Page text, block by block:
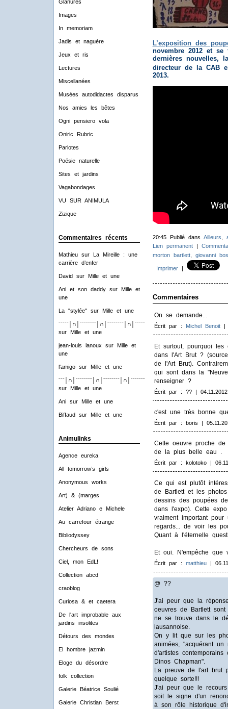
Glanures
Images
In memoriam
Jadis et naguère
Jeux et ris
Lectures
Miscellanées
Musées autodidactes disparus
Nos amies les bêtes
Ogni pensiero vola
Oniric Rubric
Parlotes
Poésie naturelle
Sites et jardins
Vagabondages
VU SUR ANIMULA
Zizique
Commentaires récents
Mathieusur
La Mireille : une
carrière d’enfer
David sur Mille et une
Ani et son daddysur
Mille et
une
La "stylée"sur Mille et une
ˉˉˉˉˉ│∩│ˉˉˉˉˉˉˉˉ│∩│ˉˉˉˉˉˉˉˉ│∩│ˉˉˉˉˉˉˉˉ│∩│ˉˉˉˉ
sur
Mille et une
jean-louis lanoux sur
Mille et
une
l'amigosur Mille et une
ˉˉˉ│∩│ˉˉˉˉˉˉˉˉ│∩│ˉˉˉˉˉˉˉˉ│∩│ˉˉˉˉˉˉˉˉ│∩│ˉˉˉ
sur
Mille et une
Anisur Mille et une
Biffaud sur Mille et une
Animulinks
Agence eureka
All tomorrow’s girls
Anonymous works
Art) & (marges
Atelier Adriano e Michele
Au carrefour étrange
Bibliodyssey
Chercheurs de sons
Ciel, mon EdL!
Collection abcd
craoblog
Curiosa & et caetera
De l'art improbable aux
jardins insolites
Détours des mondes
El hombre jazmin
Eloge du désordre
folk collection
Galerie Béatrice Soulié
Galerie Christian Berst
L’exposition des
novembre 2012 et
dernières nouvelles,
directeur de la CAB
2013.
20:45 Publié dans Ailleurs
Lien permanent|
morton bartlett, giovanni
Imprimer|
Commentaires
On se demande...
Écrit par : Michel Benoit|
Et surtout, pourquoi
dans l'Art Brut ?
de l'Art Brut).
qui sont dans la
renseigner ?
Écrit par : ?? | 04.11.2012
c'est une très bonne
Écrit par : boris |
Cette oeuvre proche
de la plus belle eau .
Écrit par : kolotoko |
Ce qui est plutôt
de Bartlett et les
dessins des poupées
dans l'expo). Cette
vraiment important
regards... de voir les
Quant à l'éternelle
Et oui. N'empêche que
Écrit par : matthieu|
@ ??
J'ai peur que la
oeuvres de Bartlett
ne se trouve dans le
lausannoise.
On y lit que sur les
animées, "acquérant
d'artistes
Dinos Chapman".
La preuve de l'art brut
quelque sorte!!!
J'ai peur que le
soit le signe d'un
à son rôle historique